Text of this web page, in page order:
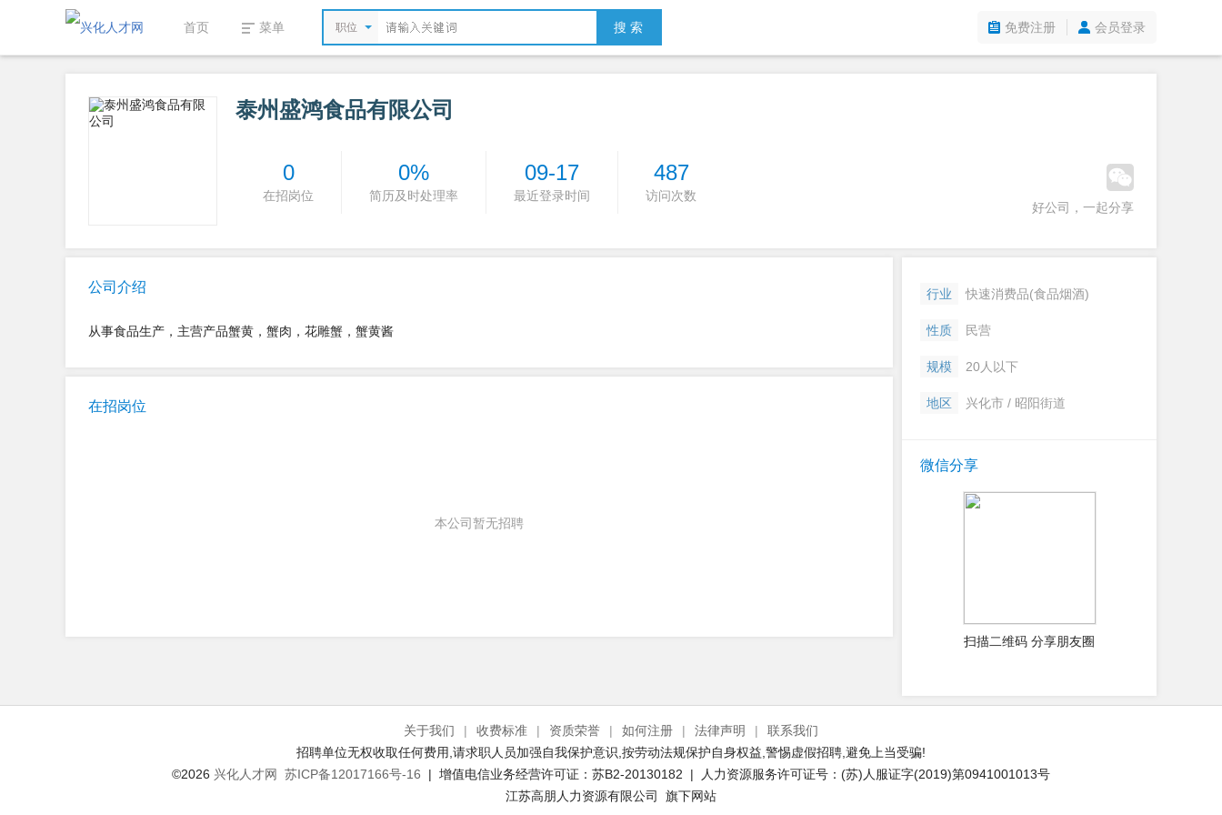
首页 菜单 职位 搜 索 免费注册 会员登录
泰州盛鸿食品有限公司
0
在招岗位
0%
简历及时处理率
09-17
最近登录时间
487
访问次数
好公司，一起分享
公司介绍
从事食品生产，主营产品蟹黄，蟹肉，花雕蟹，蟹黄酱
在招岗位
本公司暂无招聘
行业 快速消费品(食品烟酒)
性质 民营
规模 20人以下
地区 兴化市 / 昭阳街道
微信分享
扫描二维码 分享朋友圈
关于我们 | 收费标准 | 资质荣誉 | 如何注册 | 法律声明 |
联系我们
招聘单位无权收取任何费用,请求职人员加强自我保护意识,按劳动法规保护自身权益,警惕虚假招聘,避免上当受骗!
©2026 兴化人才网 苏ICP备12017166号-16 | 增值电信业务经营许可证：苏B2-20130182 | 人力资源服务许可证号：(苏)人服证字(2019)第0941001013号
江苏高朋人力资源有限公司 旗下网站